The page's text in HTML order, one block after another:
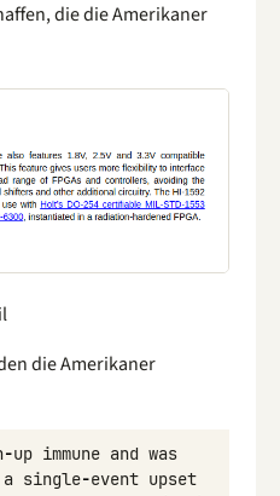
die die Amerikaner
die Amerikaner
-up immune and was
a single-event upset